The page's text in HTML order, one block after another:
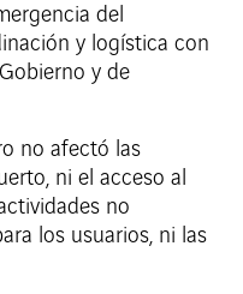
del
y logística con
y de
no afectó las
ni el acceso al
no
los usuarios, ni las